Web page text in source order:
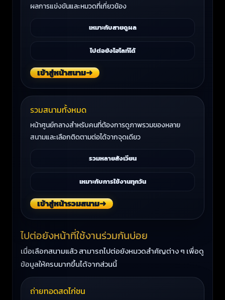
ผลการแข่งขันและหมวดที่เกี่ยวข้อง
เหมาะกับสายดูผล
ไปต่อยังไฮไลท์ได้
เข้าสู่หน้าสนาม➜
รวมสนามทั้งหมด
หน้าศูนย์กลางสำหรับคนที่ต้องการดูภาพรวมของหลาย
สนามและเลือกติดตามต่อได้จากจุดเดียว
รวมหลายสังเวียน
เหมาะกับการใช้งานทุกวัน
เข้าสู่หน้ารวมสนาม➜
ไปต่อยังหน้าที่ใช้งานร่วมกันบ่อย
เมื่อเลือกสนามแล้ว สามารถไปต่อยังหมวดสำคัญต่าง ๆ เพื่อดู
ข้อมูลให้ครบมากขึ้นได้จากส่วนนี้
ถ่ายทอดสดไก่ชน